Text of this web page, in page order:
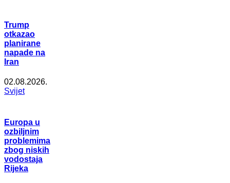
Trump
otkazao
planirane
napade na
Iran
02.08.2026.
Svijet
Europa u
ozbiljnim
problemima
zbog niskih
vodostaja
Rijeka